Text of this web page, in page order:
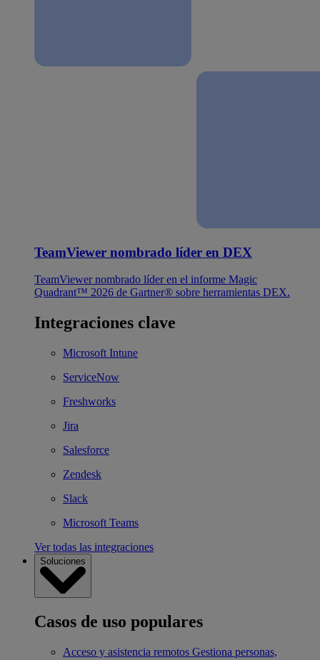
TeamViewer nombrado líder en DEX
TeamViewer nombrado líder en el informe Magic
Quadrant™ 2026 de Gartner® sobre herramientas DEX.
Integraciones clave
Microsoft Intune
ServiceNow
Freshworks
Jira
Salesforce
Zendesk
Slack
Microsoft Teams
Ver todas las integraciones
Soluciones
Casos de uso populares
Acceso y asistencia remotos Gestiona personas,